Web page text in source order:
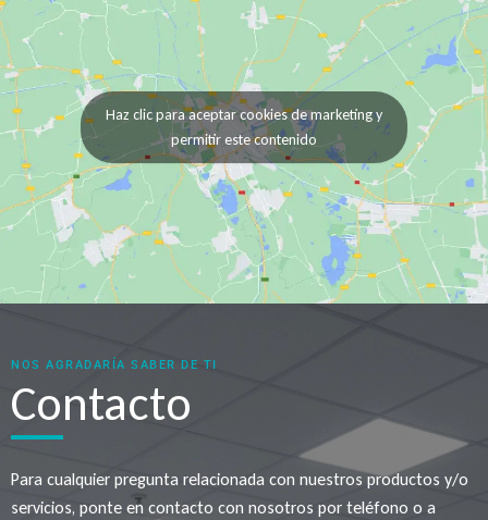
Haz clic para aceptar cookies de marketing y
permitir este contenido
NOS AGRADARÍA SABER DE TI
Contacto
Para cualquier pregunta relacionada con nuestros productos y/o
servicios, ponte en contacto con nosotros por teléfono o a